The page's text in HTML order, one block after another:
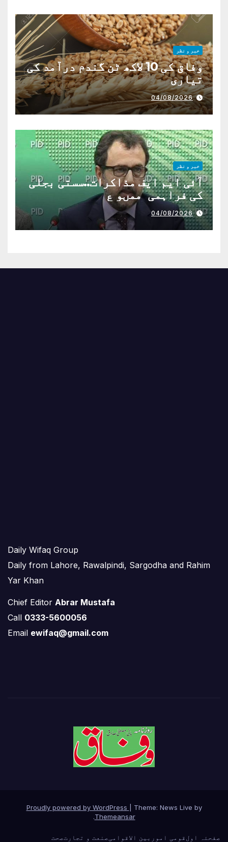
خبر و نظر
وفاق کی 10 لاکھ ٹن گندم درآمد کی
تیاری
04/08/2026
خبر و نظر
آئی ایم ایف مذاکرات..سستی بجلی
کی فراہمی ممںو ع
04/08/2026
Daily Wifaq Group
Daily from Lahore, Rawalpindi, Sargodha and Rahim
Yar Khan
Chief Editor Abrar Mustafa
Call 0333-5600056
Email ewifaq@gmail.com
Proudly powered by WordPress
Theme: News Live by
Themeansar
.
صفحئہ اولقومی امور بین الاقوامی صنعت و تجارتصحت